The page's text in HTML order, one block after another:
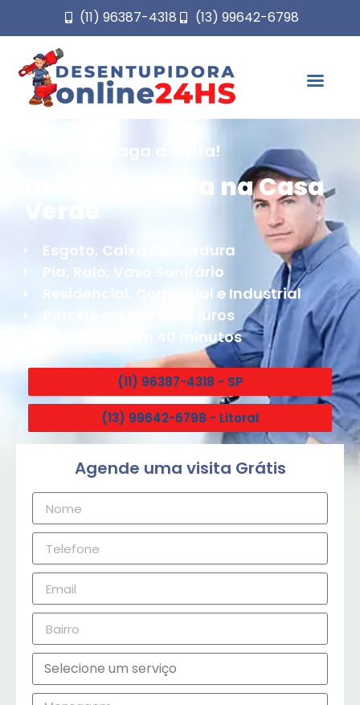
(11) 96387-4318 (13) 99642-6798
Você não paga a visita!
Desentupidora na Casa
Verde
Esgoto, Caixa de Gordura
Pia, Ralo, Vaso Sanitário
Residencial, Comercial e Industrial
Parcele em até 6x S/ juros
Chegamos em 40 minutos
(11) 96387-4318 - SP
(13) 99642-6798 - Litoral
Agende uma visita Grátis